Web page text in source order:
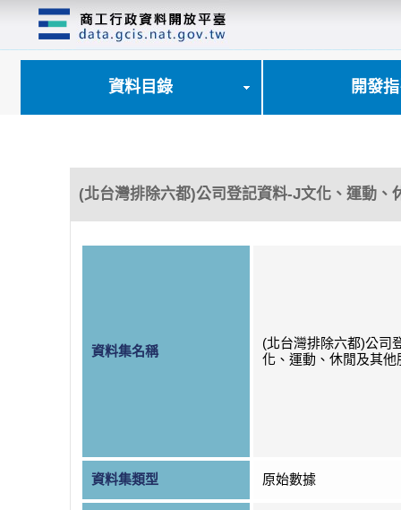
資料目錄 開發
(北台灣排除六都)公司登記資料-J文化、運動、
資料集名稱
(北台灣排除六都)公司
化、運動、休閒及其他
資料集類型 原始數據